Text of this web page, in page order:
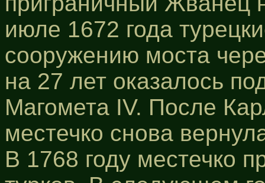
июле 1672 года
сооружению моста
на 27 лет оказалось
Магомета IV. После
местечко снова
В 1768 году местечко